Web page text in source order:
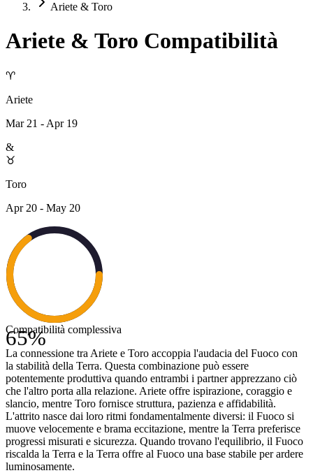
Ariete & Toro
Ariete & Toro Compatibilità
♈
Ariete
Mar 21 - Apr 19
&
♉
Toro
Apr 20 - May 20
65%
Compatibilità complessiva
La connessione tra Ariete e Toro accoppia l'audacia del Fuoco con
la stabilità della Terra. Questa combinazione può essere
potentemente produttiva quando entrambi i partner apprezzano ciò
che l'altro porta alla relazione. Ariete offre ispirazione, coraggio e
slancio, mentre Toro fornisce struttura, pazienza e affidabilità.
L'attrito nasce dai loro ritmi fondamentalmente diversi: il Fuoco si
muove velocemente e brama eccitazione, mentre la Terra preferisce
progressi misurati e sicurezza. Quando trovano l'equilibrio, il Fuoco
riscalda la Terra e la Terra offre al Fuoco una base stabile per ardere
luminosamente.